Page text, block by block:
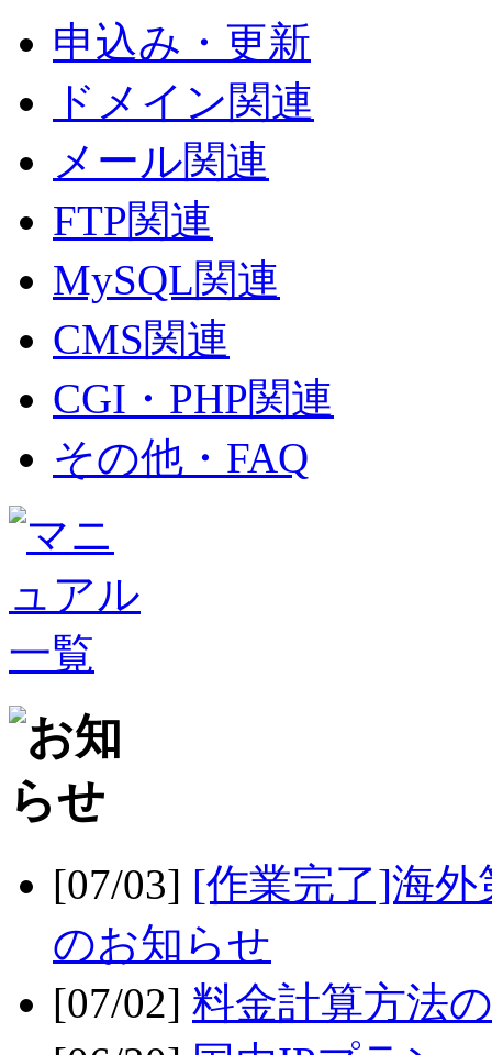
申込み・更新
ドメイン関連
メール関連
FTP関連
MySQL関連
CMS関連
CGI・PHP関連
その他・FAQ
[07/03] [作業完了]海
のお知らせ
[07/02] 料金計算方法